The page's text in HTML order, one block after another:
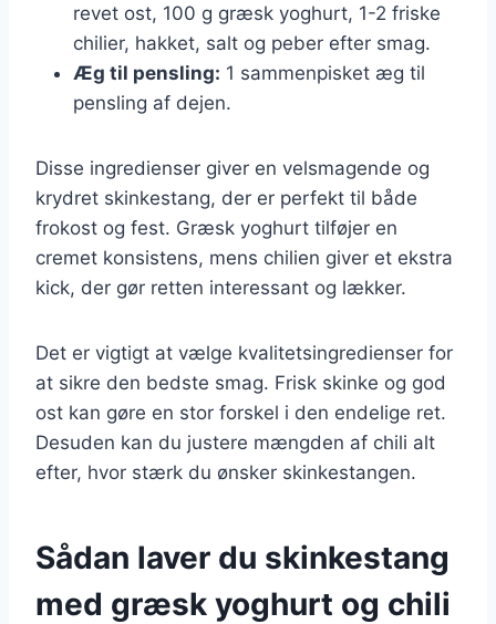
revet ost, 100 g græsk yoghurt, 1-2 friske
chilier, hakket, salt og peber efter smag.
Æg til pensling: 1 sammenpisket æg til
pensling af dejen.
Disse ingredienser giver en velsmagende og
krydret skinkestang, der er perfekt til både
frokost og fest. Græsk yoghurt tilføjer en
cremet konsistens, mens chilien giver et ekstra
kick, der gør retten interessant og lækker.
Det er vigtigt at vælge kvalitetsingredienser for
at sikre den bedste smag. Frisk skinke og god
ost kan gøre en stor forskel i den endelige ret.
Desuden kan du justere mængden af chili alt
efter, hvor stærk du ønsker skinkestangen.
Sådan laver du skinkestang
med græsk yoghurt og chili